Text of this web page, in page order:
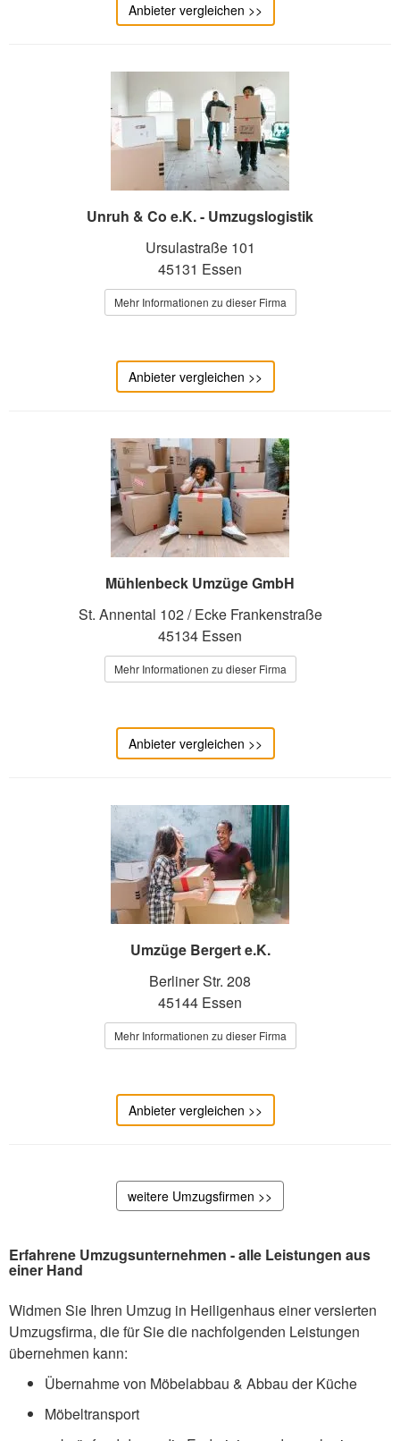
Anbieter vergleichen >>
Unruh & Co e.K. - Umzugslogistik
Ursulastraße 101
45131 Essen
Mehr Informationen zu dieser Firma
Anbieter vergleichen >>
Mühlenbeck Umzüge GmbH
St. Annental 102 / Ecke Frankenstraße
45134 Essen
Mehr Informationen zu dieser Firma
Anbieter vergleichen >>
Umzüge Bergert e.K.
Berliner Str. 208
45144 Essen
Mehr Informationen zu dieser Firma
Anbieter vergleichen >>
weitere Umzugsfirmen >>
Erfahrene Umzugsunternehmen - alle Leistungen aus
einer Hand
Widmen Sie Ihren Umzug in Heiligenhaus einer versierten
Umzugsfirma, die für Sie die nachfolgenden Leistungen
übernehmen kann:
Übernahme von Möbelabbau & Abbau der Küche
Möbeltransport